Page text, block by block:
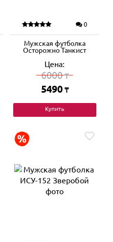
0
Мужская футболка
Осторожно Танкист
Цена:
6000₸
5490 ₸
Купить